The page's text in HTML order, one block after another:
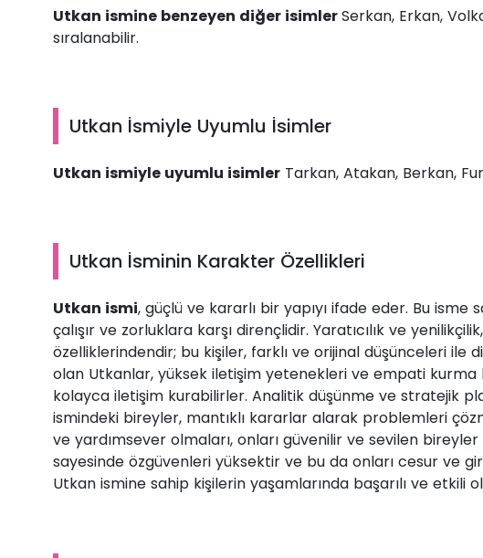
Utkan ismine benzeyen diğer isimlerSerkan, Erkan,
sıralanabilir.
Utkan İsmiyle Uyumlu İsimler
Utkan ismiyle uyumlu isimler Tarkan, Atakan, Berkan,
Utkan İsminin Karakter Özellikleri
Utkan ismi, güçlü ve kararlı bir yapıyı ifade eder. Bu
çalışır ve zorluklara karşı dirençlidir. Yaratıcılık ve
özelliklerindendir; bu kişiler, farklı ve orijinal düşünceleri ile
olan Utkanlar, yüksek iletişim yetenekleri ve empati
kolayca iletişim kurabilirler. Analitik düşünme ve stratejik
ismindeki bireyler, mantıklı kararlar alarak problemleri
ve yardımsever olmaları, onları güvenilir ve sevilen
sayesinde özgüvenleri yüksektir ve bu da onları cesur ve
Utkan ismine sahip kişilerin yaşamlarında başarılı ve etkili